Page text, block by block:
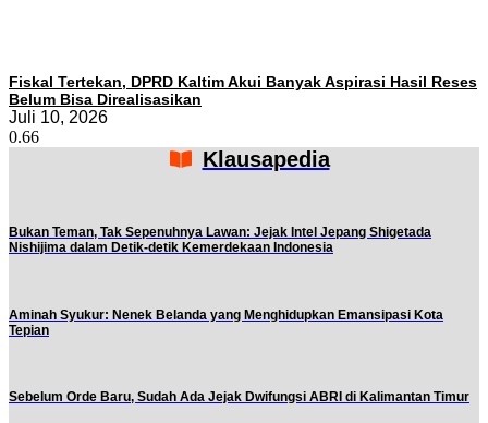
Fiskal Tertekan, DPRD Kaltim Akui Banyak Aspirasi Hasil Reses
Belum Bisa Direalisasikan
Juli 10, 2026
Klausapedia
Bukan Teman, Tak Sepenuhnya Lawan: Jejak Intel Jepang Shigetada
Nishijima dalam Detik-detik Kemerdekaan Indonesia
Aminah Syukur: Nenek Belanda yang Menghidupkan Emansipasi Kota
Tepian
Sebelum Orde Baru, Sudah Ada Jejak Dwifungsi ABRI di Kalimantan Timur